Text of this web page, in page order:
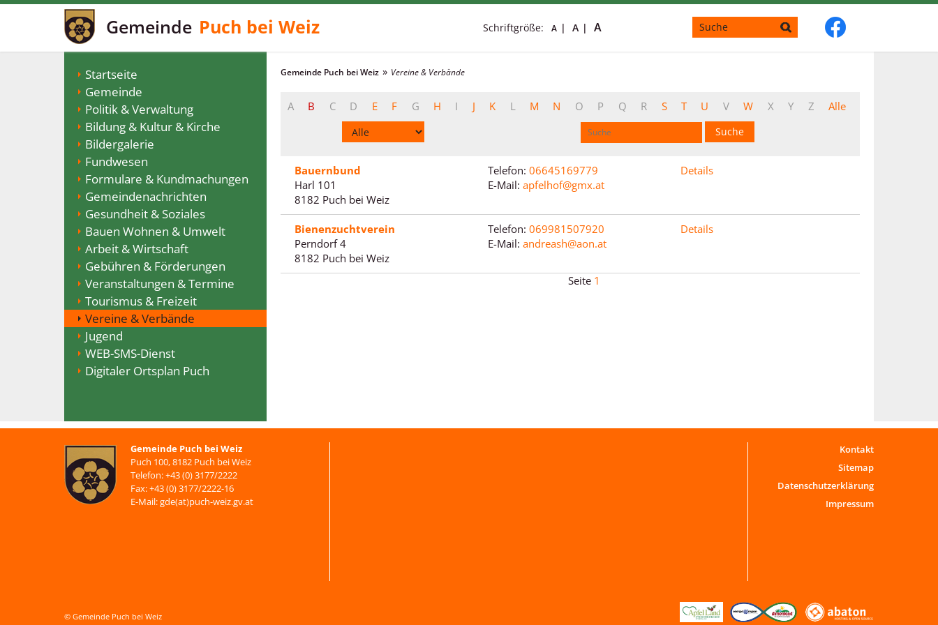
Gemeinde Puch bei Weiz Schriftgröße: A A A
Startseite
Gemeinde
Politik & Verwaltung
Bildung & Kultur & Kirche
Bildergalerie
Fundwesen
Formulare & Kundmachungen
Gemeindenachrichten
Gesundheit & Soziales
Bauen Wohnen & Umwelt
Arbeit & Wirtschaft
Gebühren & Förderungen
Veranstaltungen & Termine
Tourismus & Freizeit
Vereine & Verbände
Jugend
WEB-SMS-Dienst
Digitaler Ortsplan Puch
Gemeinde Puch bei Weiz Vereine & Verbände
A B C D E F G H I J K L M N O P Q R S T U V W X Y Z Alle
Bauernbund
Harl 101
8182 Puch bei Weiz
Telefon: 06645169779
E-Mail: apfelhof@gmx.at
Details
Bienenzuchtverein
Perndorf 4
8182 Puch bei Weiz
Telefon: 069981507920
E-Mail: andreash@aon.at
Details
1
Gemeinde Puch bei Weiz
Puch 100, 8182 Puch bei Weiz
Telefon: +43 (0) 3177/2222
Fax: +43 (0) 3177/2222-16
E-Mail: gde(at)puch-weiz.gv.at
Kontakt
Sitemap
Datenschutzerklärung
Impressum
© Gemeinde Puch bei Weiz